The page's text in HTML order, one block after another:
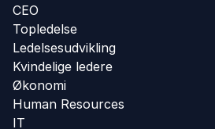
CEO
Topledelse
Ledelsesudvikling
Kvindelige ledere
Økonomi
Human Resources
IT